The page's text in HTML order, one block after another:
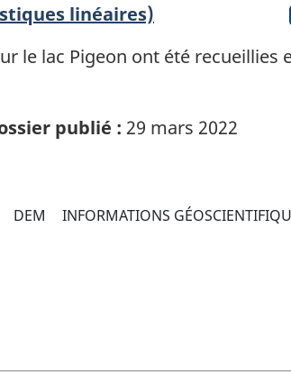
linéaires)
le lac Pigeon ont été recueillies
publié : 29 mars 2022
DEM INFORMATIONS